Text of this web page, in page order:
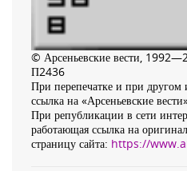
© Арсеньевские вести,
П2436
При перепечатке и при другом
ссылка на «Арсеньевские
При републикации в сети
работающая ссылка на
страницу сайта: https://